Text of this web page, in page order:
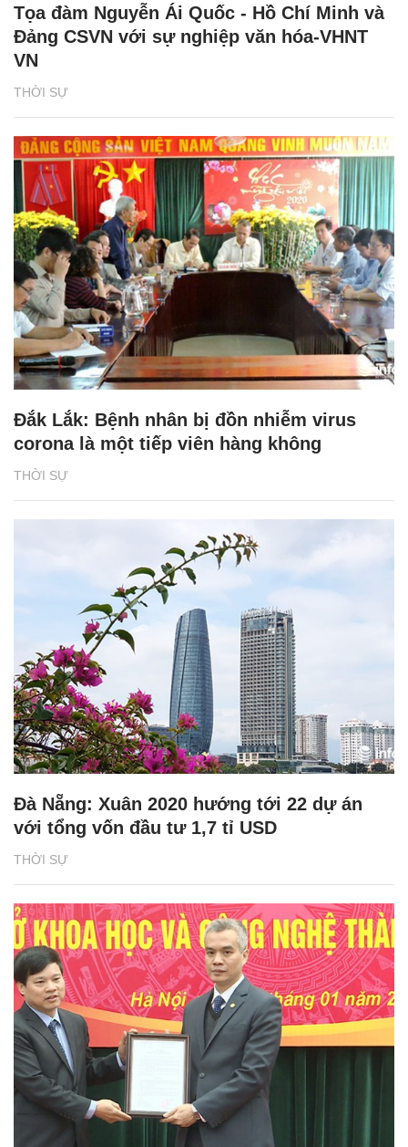
THỜI SỰ
Tọa đàm Nguyễn Ái Quốc - Hồ Chí Minh và
Đảng CSVN với sự nghiệp văn hóa-VHNT
VN
THỜI SỰ
Đắk Lắk: Bệnh nhân bị đồn nhiễm virus
corona là một tiếp viên hàng không
THỜI SỰ
Đà Nẵng: Xuân 2020 hướng tới 22 dự án
với tổng vốn đầu tư 1,7 tỉ USD